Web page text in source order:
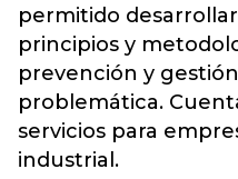
permitido
principios y
prevención y
problemática.
servicios para
industrial.